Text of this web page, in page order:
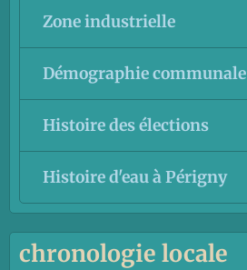
Zone industrielle
Démographie communale
Histoire des élections
Histoire d'eau à Périgny
chronologie locale